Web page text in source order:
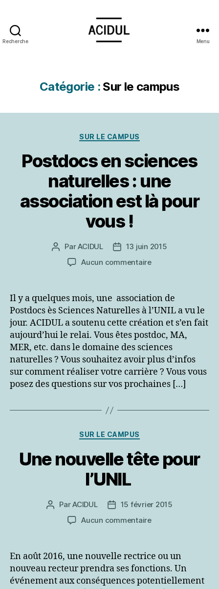
Recherche Menu
Catégorie : Sur le campus
Catégories
SUR LE CAMPUS
Postdocs en sciences
naturelles : une
association est là pour
vous !
Auteur
l’article
ParACIDUL
Date13 juin 2015
Aucun commentairesur
sciences
naturelles :
une
association
est
là
pour
vous
!
Il y a quelques mois, une association de
Postdocs ès Sciences Naturelles à l’UNIL a vu le
jour. ACIDUL a soutenu cette création et s’en fait
aujourd’hui le relai. Vous êtes postdoc, MA,
MER, etc. dans le domaine des sciences
naturelles ? Vous souhaitez avoir plus d’infos
sur comment réaliser votre carrière ? Vous vous
posez des questions sur vos prochaines […]
Catégories
SUR LE CAMPUS
Une nouvelle tête pour
l’UNIL
Auteur
l’article
ParACIDUL
Date15 février 2015
Aucun commentairesur
tête
pour
l’UNIL
En août 2016, une nouvelle rectrice ou un
nouveau recteur prendra ses fonctions. Un
événement aux conséquences potentiellement